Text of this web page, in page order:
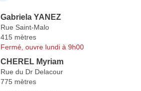
Gabriela YANEZ
Rue Saint-Malo
415 mètres
Fermé, ouvre lundi à 9h00
CHEREL Myriam
Rue du Dr Delacour
775 mètres